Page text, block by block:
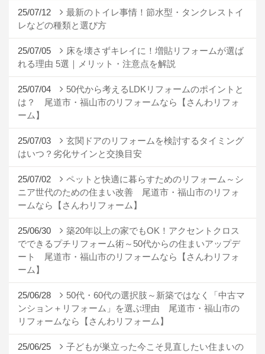
25/07/12
最新のトイレ事情！節水型・タンクレストイ
レなどの種類と選び方
25/07/05
床を壊さずキレイに！増貼リフォームが選ば
れる理由 5選｜メリット・注意点を解説
25/07/04
50代から考えるLDKリフォームのポイントと
は？ 尾道市・福山市のリフォームなら【さんわリフォ
ーム】
25/07/03
玄関ドアのリフォームを検討するタイミング
はいつ？劣化サインと交換目安
25/07/02
ペットと快適に暮らすためのリフォーム～シ
ニア世代のための住まい改善 尾道市・福山市のリフォ
ームなら【さんわリフォーム】
25/06/30
築20年以上の家でもOK！アクセントクロス
でできるプチリフォーム術～50代からの住まいアップデ
ート 尾道市・福山市のリフォームなら【さんわリフォ
ーム】
25/06/28
50代・60代の選択肢～新築ではなく「中古マ
ンション＋リフォーム」を選ぶ理由 尾道市・福山市の
リフォームなら【さんわリフォーム】
25/06/25
子どもが巣立った今こそ見直したい住まいの